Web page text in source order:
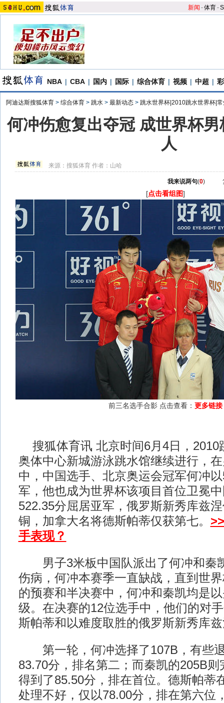
新闻 -体育-S
NBA | CBA | 国内 | 国际 | 综合体育 | 视频 | 中超 |
阿迪达斯搜狐体育 > 综合体育 > 跳水 > 最新动态 > 跳水世界杯|2010跳水世界杯|
何冲伤愈复出夺冠 成世界杯
人
来源：搜狐体育 作者：山哈
我来说两句(0)
[点击看组图]
前三名选手合影 点击查看： 更多链接
搜狐体育讯 北京时间6月4日，2010
奥体中心新城游泳跳水馆继续进行，
中，中国选手、北京奥运会冠军何冲
军，他也成为世界杯该项目首位卫冕
522.35分屈居亚军，俄罗斯新秀库兹
铜，加拿大名将德斯帕蒂仅获第七。
手表现？
男子3米板中国队派出了何冲和秦
伤病，何冲本赛季一直缺战，直到世
的预赛和半决赛中，何冲和秦凯均是
级。在决赛的12位选手中，他们的对
斯帕蒂和以难度取胜的俄罗斯新秀库
第一轮，何冲选择了107B，有些
83.70分，排名第二；而秦凯的205B
得到了85.50分，排在首位。德斯帕蒂
处理不好，仅以78.00分，排在第六位